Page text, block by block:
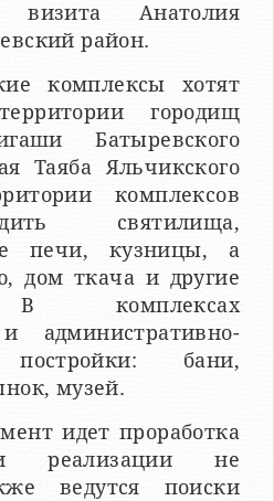
визита Анатолия
район.
комплексы хотят
городищ
Батыревского
Таяба Яльчикского
комплексов
святилища,
печи, кузницы, а
дом ткача и другие
В комплексах
административно-
постройки: бани,
музей.
идет проработка
реализации не
ведутся поиски